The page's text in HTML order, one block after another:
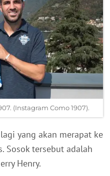
(Instagram Como 1907).
yang akan merapat ke
Sosok tersebut adalah
Henry.